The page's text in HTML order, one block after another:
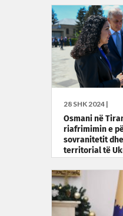
28 SHK 2024 |
Osmani në
riafrimimin e
sovranitetit
territorial të